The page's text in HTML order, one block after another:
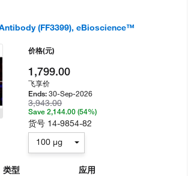
(FF3399), eBioscience™
类型
应用
价格(元)
1,799.00
飞享价
Ends:30-Sep-2026
3,943.00
Save 2,144.00 (54%)
货号 14-9854-82
100 µg